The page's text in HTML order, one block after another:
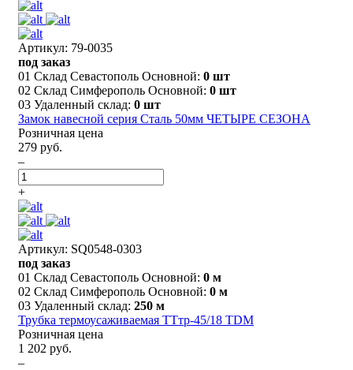
Артикул: 79-0035
под заказ
01 Склад Севастополь Основной: 0 шт
02 Склад Симферополь Основной: 0 шт
03 Удаленный склад: 0 шт
Замок навесной серия Сталь 50мм ЧЕТЫРЕ СЕЗОНА
Розничная цена
279 руб.
–
+
Артикул: SQ0548-0303
под заказ
01 Склад Севастополь Основной: 0 м
02 Склад Симферополь Основной: 0 м
03 Удаленный склад: 250 м
Трубка термоусаживаемая ТТтр-45/18 TDM
Розничная цена
1 202 руб.
–